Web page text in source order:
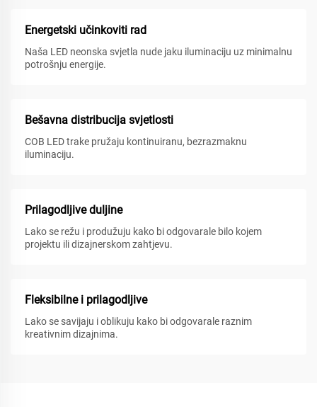
Energetski učinkoviti rad
Naša LED neonska svjetla nude jaku iluminaciju uz minimalnu
potrošnju energije.
Bešavna distribucija svjetlosti
COB LED trake pružaju kontinuiranu, bezrazmaknu
iluminaciju.
Prilagodljive duljine
Lako se režu i produžuju kako bi odgovarale bilo kojem
projektu ili dizajnerskom zahtjevu.
Fleksibilne i prilagodljive
Lako se savijaju i oblikuju kako bi odgovarale raznim
kreativnim dizajnima.